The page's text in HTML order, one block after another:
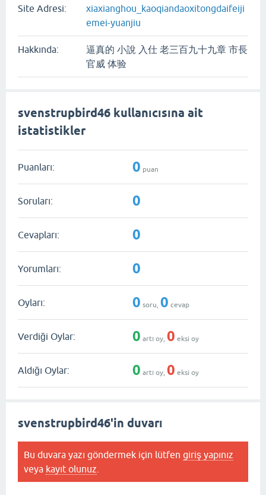
Site Adresi:
xiaxianghou_kaoqiandaoxitongdaifeiji
emei-yuanjiu
Hakkında:
逼真的 小說 入仕 老三百九十九章 市長
官威 体验
svenstrupbird46 kullanıcısına ait
istatistikler
Puanları: 0 puan
Soruları: 0
Cevapları: 0
Yorumları: 0
Oyları: 0 soru, 0 cevap
Verdiği Oylar: 0 artı oy, 0 eksi oy
Aldığı Oylar: 0 artı oy, 0 eksi oy
svenstrupbird46'in duvarı
Bu duvara yazı göndermek için lütfen giriş yapınız
veya kayıt olunuz